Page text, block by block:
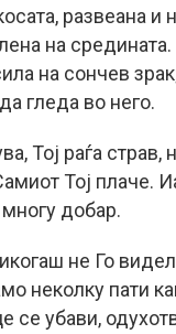
развеана и
на
на сончев
гледа во него.
Тој раѓа
Тој плаче.
многу добар.
не Го
неколку пати
се убави,